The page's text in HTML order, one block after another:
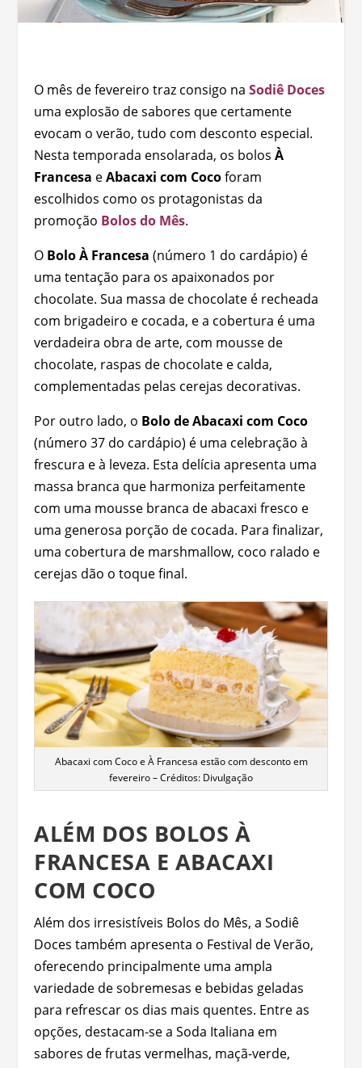
O mês de fevereiro traz consigo naSodiê Doces
uma explosão de sabores que certamente
evocam o verão, tudo com desconto especial.
Nesta temporada ensolarada, os bolosÀ
Francesa eAbacaxi com Cocoforam
escolhidos como os protagonistas da
promoção Bolos do Mês.
O Bolo À Francesa (número 1 do cardápio) é
uma tentação para os apaixonados por
chocolate. Sua massa de chocolate é recheada
com brigadeiro e cocada, e a cobertura é uma
verdadeira obra de arte, com mousse de
chocolate, raspas de chocolate e calda,
complementadas pelas cerejas decorativas.
Por outro lado, o Bolo de Abacaxi com Coco
(número 37 do cardápio) é uma celebração à
frescura e à leveza. Esta delícia apresenta uma
massa branca que harmoniza perfeitamente
com uma mousse branca de abacaxi fresco e
uma generosa porção de cocada. Para finalizar,
uma cobertura de marshmallow, coco ralado e
cerejas dão o toque final.
Abacaxi com Coco e À Francesa estão com desconto em
fevereiro – Créditos: Divulgação
ALÉM DOS BOLOS À
FRANCESA E ABACAXI
COM COCO
Além dos irresistíveis Bolos do Mês, a Sodiê
Doces também apresenta o Festival de Verão,
oferecendo principalmente uma ampla
variedade de sobremesas e bebidas geladas
para refrescar os dias mais quentes. Entre as
opções, destacam-se a Soda Italiana em
sabores de frutas vermelhas, maçã-verde,